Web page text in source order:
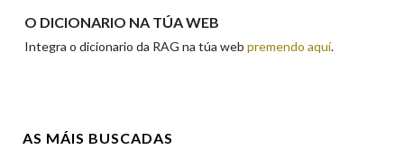
O DICIONARIO NA TÚA WEB
Integra o dicionario da RAG na túa web premendo aquí.
AS MÁIS BUSCADAS